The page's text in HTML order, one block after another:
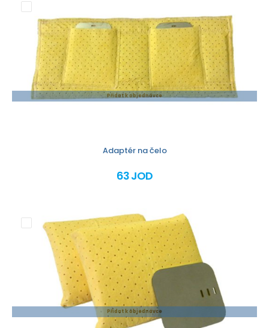
Přidat k objednávce
Adaptér na čelo
63 JOD
Přidat k objednávce